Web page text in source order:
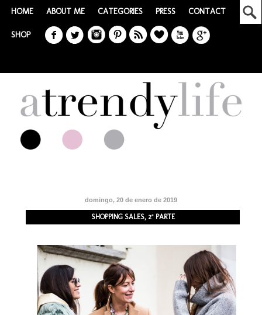
HOME ABOUT ME CATEGORIES PRESS CONTACT
SHOP
domingo, 20 de enero de 2019
SHOPPING SALES, 2ª PARTE